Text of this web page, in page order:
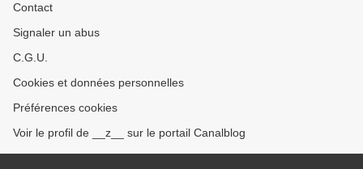
Contact
Signaler un abus
C.G.U.
Cookies et données personnelles
Préférences cookies
Voir le profil de __z__ sur le portail Canalblog